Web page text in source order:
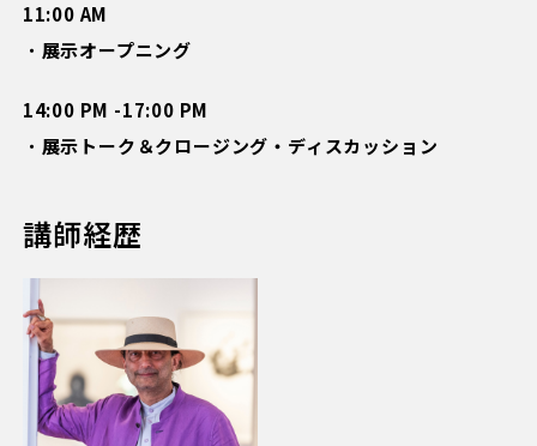
11:00 AM
・ 展示オープニング
14:00 PM -17:00 PM
・ 展示トーク＆クロージング・ディスカッション
講師経歴